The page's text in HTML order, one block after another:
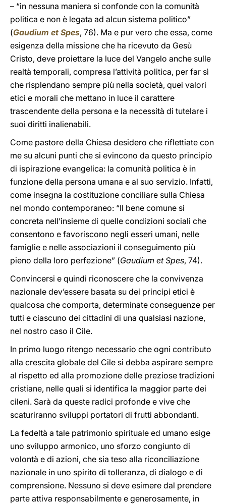
– “in nessuna maniera si confonde con la comunità
politica e non è legata ad alcun sistema politico”
(Gaudium et Spes, 76). Ma e pur vero che essa, come
esigenza della missione che ha ricevuto da Gesù
Cristo, deve proiettare la luce del Vangelo anche sulle
realtà temporali, compresa l’attività politica, per far sì
che risplendano sempre più nella società, quei valori
etici e morali che mettano in luce il carattere
trascendente della persona e la necessità di tutelare i
suoi diritti inalienabili.
Come pastore della Chiesa desidero che riflettiate con
me su alcuni punti che si evincono da questo principio
di ispirazione evangelica: la comunità politica è in
funzione della persona umana e al suo servizio. Infatti,
come insegna la costituzione conciliare sulla Chiesa
nel mondo contemporaneo: “Il bene comune si
concreta nell’insieme di quelle condizioni sociali che
consentono e favoriscono negli esseri umani, nelle
famiglie e nelle associazioni il conseguimento più
pieno della loro perfezione” (Gaudium et Spes, 74).
Convincersi e quindi riconoscere che la convivenza
nazionale dev’essere basata su dei principi etici è
qualcosa che comporta, determinate conseguenze per
tutti e ciascuno dei cittadini di una qualsiasi nazione,
nel nostro caso il Cile.
In primo luogo ritengo necessario che ogni contributo
alla crescita globale del Cile si debba aspirare sempre
al rispetto ed alla promozione delle preziose tradizioni
cristiane, nelle quali si identifica la maggior parte dei
cileni. Sarà da queste radici profonde e vive che
scaturiranno sviluppi portatori di frutti abbondanti.
La fedeltà a tale patrimonio spirituale ed umano esige
uno sviluppo armonico, uno sforzo congiunto di
volontà e di azioni, che sia teso alla riconciliazione
nazionale in uno spirito di tolleranza, di dialogo e di
comprensione. Nessuno si deve esimere dal prendere
parte attiva responsabilmente e generosamente, in